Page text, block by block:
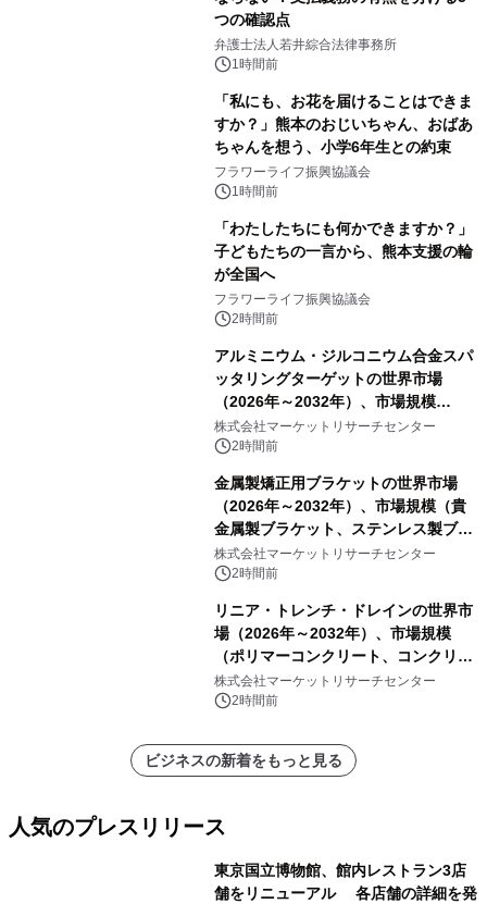
つの確認点
弁護士法人若井綜合法律事務所
1時間前
「私にも、お花を届けることはできま
すか？」熊本のおじいちゃん、おばあ
ちゃんを想う、小学6年生との約束
フラワーライフ振興協議会
1時間前
「わたしたちにも何かできますか？」
子どもたちの一言から、熊本支援の輪
が全国へ
フラワーライフ振興協議会
2時間前
アルミニウム・ジルコニウム合金スパ
ッタリングターゲットの世界市場
（2026年～2032年）、市場規模
（0.995、0.999、その他）・分析レポ
ートを発表
株式会社マーケットリサーチセンター
2時間前
金属製矯正用ブラケットの世界市場
（2026年～2032年）、市場規模（貴
金属製ブラケット、ステンレス製ブラ
ケット、純チタン製ブラケット）・分
析レポートを発表
株式会社マーケットリサーチセンター
2時間前
リニア・トレンチ・ドレインの世界市
場（2026年～2032年）、市場規模
（ポリマーコンクリート、コンクリー
ト、プラスチック、金属）・分析レポ
ートを発表
株式会社マーケットリサーチセンター
2時間前
ビジネスの新着をもっと見る
人気のプレスリリース
東京国立博物館、館内レストラン3店
舗をリニューアル 各店舗の詳細を発